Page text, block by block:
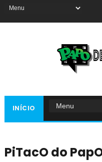
INÍCIO
PiTacO do